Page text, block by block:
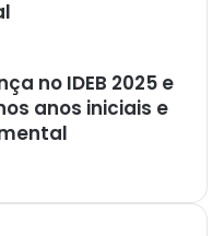
no IDEB 2025 e
anos iniciais e